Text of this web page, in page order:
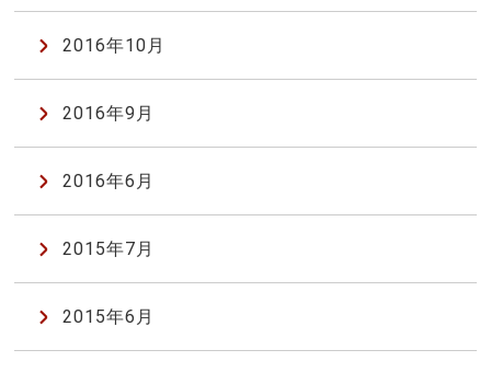
2016年10月
2016年9月
2016年6月
2015年7月
2015年6月